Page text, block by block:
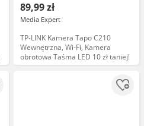
89,99 zł
Media Expert
TP-LINK Kamera Tapo C210
Wewnętrzna, Wi-Fi, Kamera
obrotowa Taśma LED 10 zł taniej!